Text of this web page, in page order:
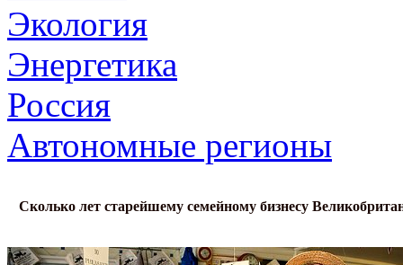
Экология
Энергетика
Россия
Автономные регионы
Сколько лет старейшему семейному бизнесу